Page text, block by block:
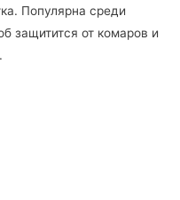
Популярна среди
защитится от комаров и